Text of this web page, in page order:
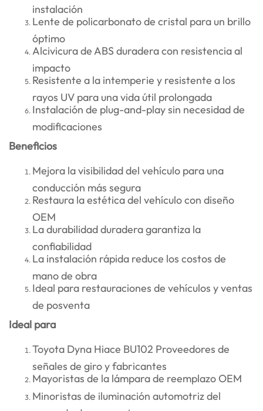
instalación
Lente de policarbonato de cristal para un brillo
óptimo
Alcivicura de ABS duradera con resistencia al
impacto
Resistente a la intemperie y resistente a los
rayos UV para una vida útil prolongada
Instalación de plug-and-play sin necesidad de
modificaciones
Beneficios
Mejora la visibilidad del vehículo para una
conducción más segura
Restaura la estética del vehículo con diseño
OEM
La durabilidad duradera garantiza la
confiabilidad
La instalación rápida reduce los costos de
mano de obra
Ideal para restauraciones de vehículos y ventas
de posventa
Ideal para
Toyota Dyna Hiace BU102 Proveedores de
señales de giro y fabricantes
Mayoristas de la lámpara de reemplazo OEM
Minoristas de iluminación automotriz del